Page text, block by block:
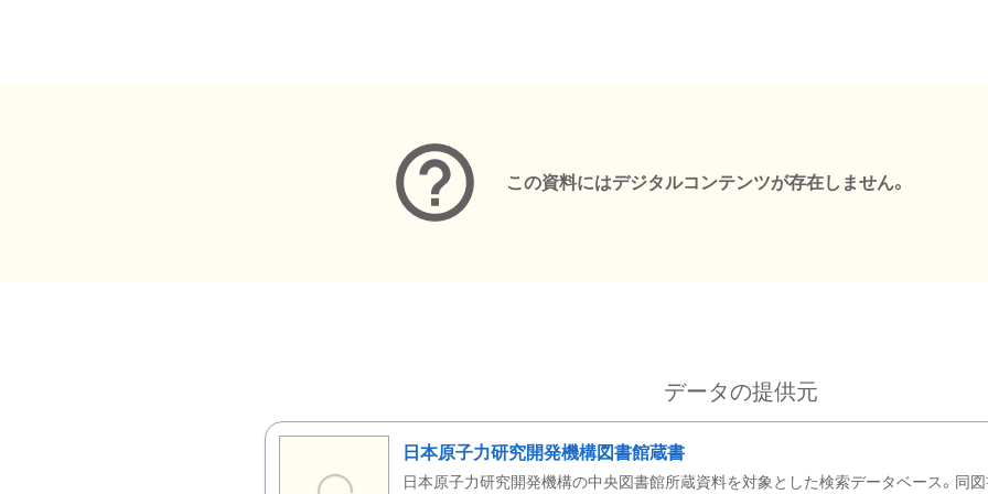
この資料にはデジタルコンテンツが存在しません。
データの提供元
日本原子力研究開発機構図書館蔵書
日本原子力研究開発機構の中央図書館所蔵資料を対象とした検索データベース。同